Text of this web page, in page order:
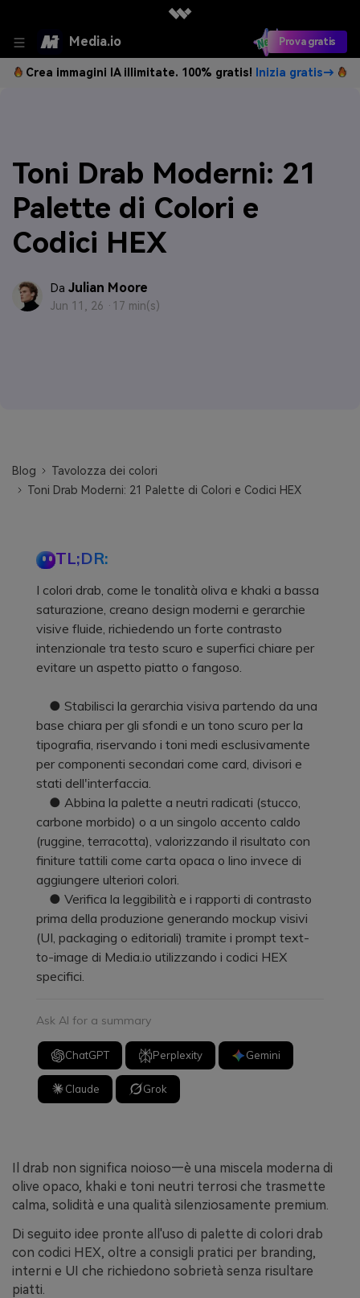
Media.io Prova gratis
Crea immagini IA illimitate. 100% gratis! Inizia gratis→
Toni Drab Moderni: 21
Palette di Colori e
Codici HEX
Da Julian Moore
Jun 11, 26 · 17 min(s)
Blog
Tavolozza dei colori
Toni Drab Moderni: 21 Palette di Colori e Codici HEX
TL;DR:
I colori drab, come le tonalità oliva e khaki a bassa
saturazione, creano design moderni e gerarchie
visive fluide, richiedendo un forte contrasto
intenzionale tra testo scuro e superfici chiare per
evitare un aspetto piatto o fangoso.
● Stabilisci la gerarchia visiva partendo da una
base chiara per gli sfondi e un tono scuro per la
tipografia, riservando i toni medi esclusivamente
per componenti secondari come card, divisori e
stati dell'interfaccia.
● Abbina la palette a neutri radicati (stucco,
carbone morbido) o a un singolo accento caldo
(ruggine, terracotta), valorizzando il risultato con
finiture tattili come carta opaca o lino invece di
aggiungere ulteriori colori.
● Verifica la leggibilità e i rapporti di contrasto
prima della produzione generando mockup visivi
(UI, packaging o editoriali) tramite i prompt text-
to-image di Media.io utilizzando i codici HEX
specifici.
Ask AI for a summary
ChatGPT Perplexity Gemini
Claude Grok
Il drab non significa noioso—è una miscela moderna di
olive opaco, khaki e toni neutri terrosi che trasmette
calma, solidità e una qualità silenziosamente premium.
Di seguito idee pronte all'uso di palette di colori drab
con codici HEX, oltre a consigli pratici per branding,
interni e UI che richiedono sobrietà senza risultare
piatti.